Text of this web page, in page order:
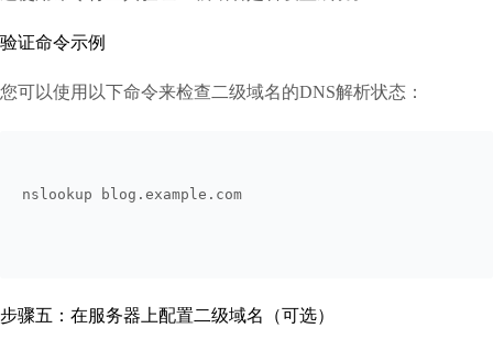
验证命令示例
您可以使用以下命令来检查二级域名的DNS解析状态：
nslookup blog.example.com
步骤五：在服务器上配置二级域名（可选）